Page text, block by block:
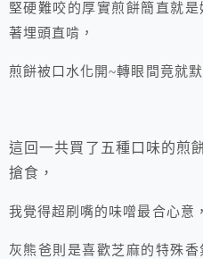
堅硬難咬的厚實煎餅簡直就
著埋頭直啃，
煎餅被口水化開~轉眼間竟就
這回一共買了五種口味的煎
搶食，
我覺得超刷嘴的味噌最合心意
灰熊爸則是喜歡芝麻的特殊